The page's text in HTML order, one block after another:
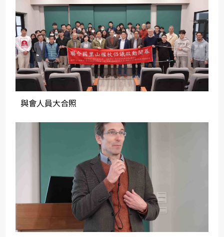
與會人員大合照